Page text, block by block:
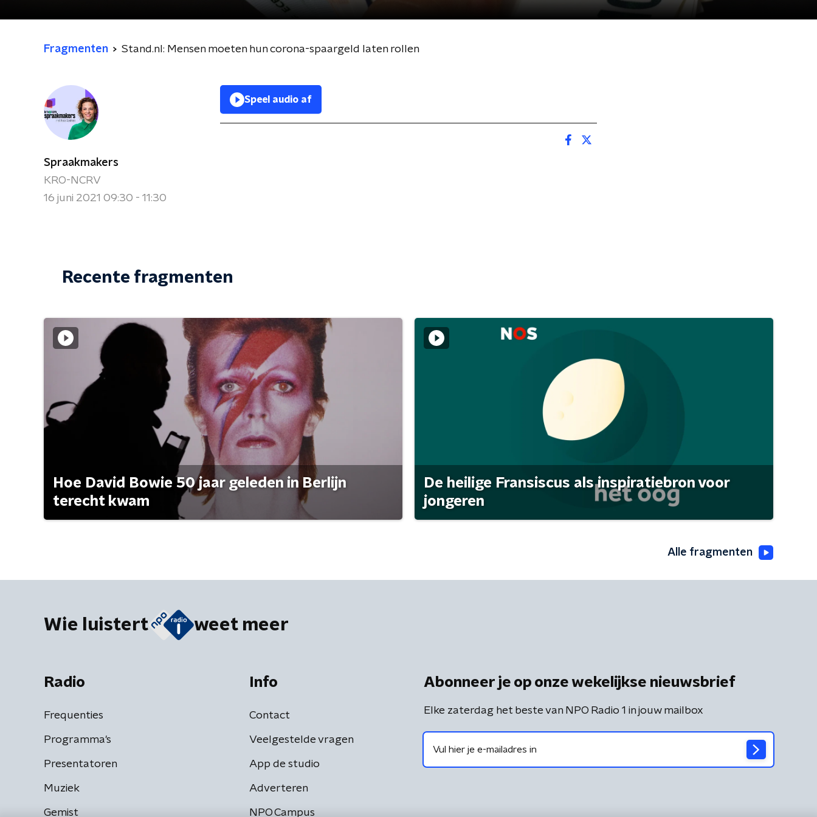
Fragmenten Stand.nl: Mensen moeten hun corona-spaargeld laten rollen
Spraakmakers
KRO-NCRV
16 juni 2021 09:30 - 11:30
Speel audio af
Recente fragmenten
Hoe David Bowie 50 jaar geleden in Berlijn
terecht kwam
De heilige Fransiscus als inspiratiebron voor
jongeren
Alle fragmenten
Wie luistert weet meer
Radio
Frequenties
Programma's
Presentatoren
Muziek
Gemist
Info
Contact
Veelgestelde vragen
App de studio
Adverteren
NPO Campus
Abonneer je op onze wekelijkse nieuwsbrief
Elke zaterdag het beste van NPO Radio 1 in jouw mailbox